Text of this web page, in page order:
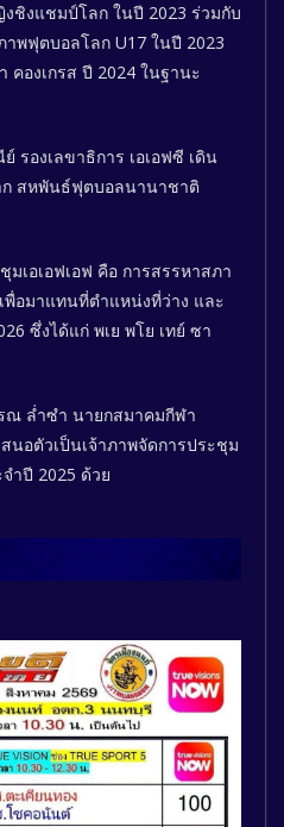
ชิงแชมป์โลก ในปี 2023 ร่วมกับ
พฟุตบอลโลก U17 ในปี 2023
คองเกรส ปี 2024 ในฐานะ
รองเลขาธิการ เอเอฟซี เดิน
ก สหพันธ์ฟุตบอลนานาชาติ
เอเอฟเอฟ คือ การสรรหาสภา
พื่อมาแทนที่ตำแหน่งที่ว่าง และ
ซึ่งได้แก่ พเย พโย เทย์ ซา
ณ ล่ำซำ นายกสมาคมกีฬา
นอตัวเป็นเจ้าภาพจัดการประชุม
ำปี 2025 ด้วย